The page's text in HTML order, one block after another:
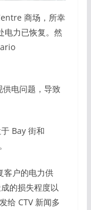
商场，所幸
电力已恢复。然
电问题，导致
Bay 街和
客户的电力供
的损失程度以
给 CTV 新闻多